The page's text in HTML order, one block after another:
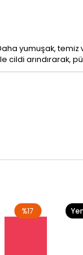
yumuşak, temiz
arındırarak,
%17